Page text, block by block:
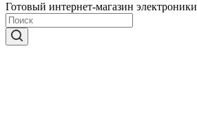
Готовый интернет-магазин электроники